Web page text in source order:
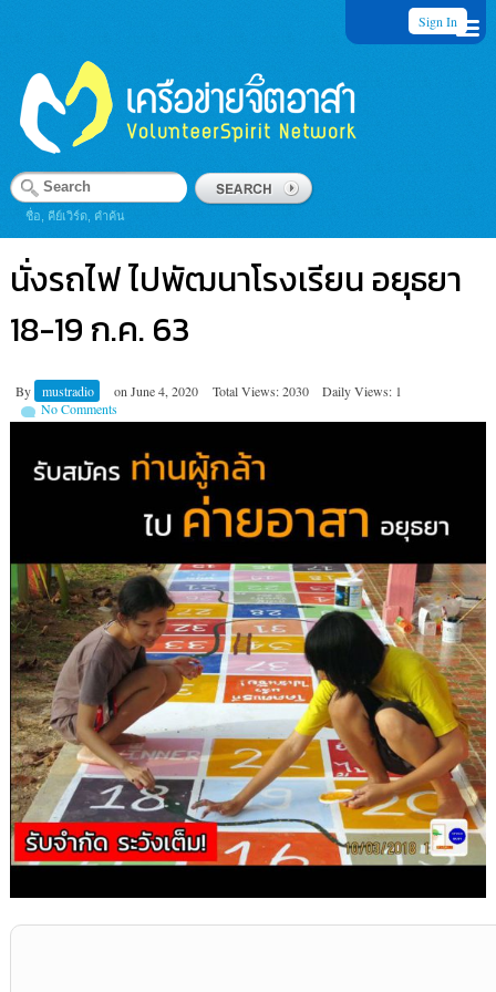
Sign In
ชื่อ, คีย์เวิร์ด, คำค้น
นั่งรถไฟ ไปพัฒนาโรงเรียน อยุธยา
18-19 ก.ค. 63
By mustradio on June 4, 2020 Total Views: 2030
Daily Views: 1
No Comments